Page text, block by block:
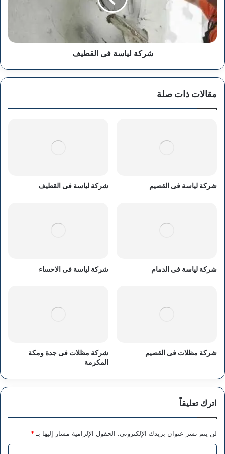
شركة لياسة فى القطيف
مقالات ذات صلة
شركة لياسة فى القصيم شركة لياسة فى القطيف
شركة لياسة فى الدمام شركة لياسة فى الاحساء
شركة مظلات فى القصيم
شركة مظلات فى جدة ومكة
المكرمة
اترك تعليقاً
لن يتم نشر عنوان بريدك الإلكتروني. الحقول الإلزامية مشار إليها بـ*